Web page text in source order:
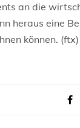
an die
heraus eine
können. (ftx)